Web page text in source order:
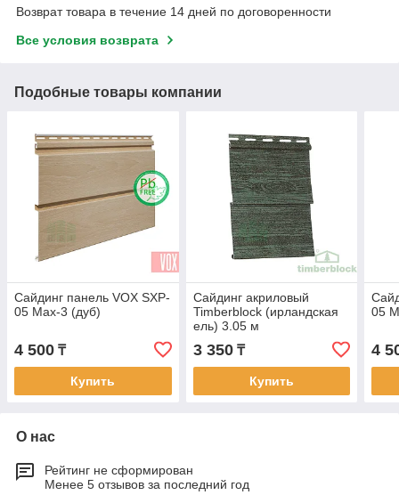
Возврат товара в течение 14 дней по договоренности
Все условия возврата
Подобные товары компании
Сайдинг панель VOX SXP-
05 Max-3 (дуб)
4 500 ₸
Купить
Сайдинг акриловый
Timberblock (ирландская
ель) 3.05 м
3 350₸
Купить
05
4
О нас
Рейтинг не сформирован
Менее 5 отзывов за последний год